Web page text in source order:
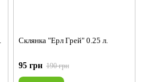
Склянка "Ерл Грей" 0.25 л.
95 грн 190 грн